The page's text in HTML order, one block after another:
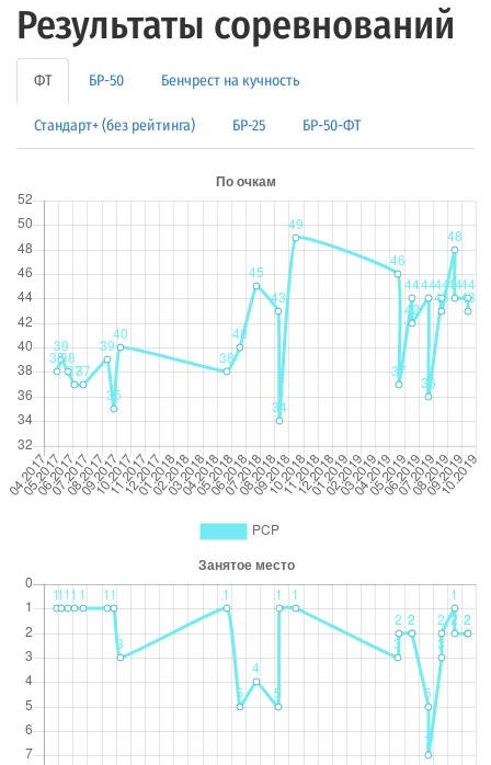
Результаты соревнований
ФТ БР-50 Бенчрест на кучность
Стандарт+ (без рейтинга) БР-25 БР-50-ФТ